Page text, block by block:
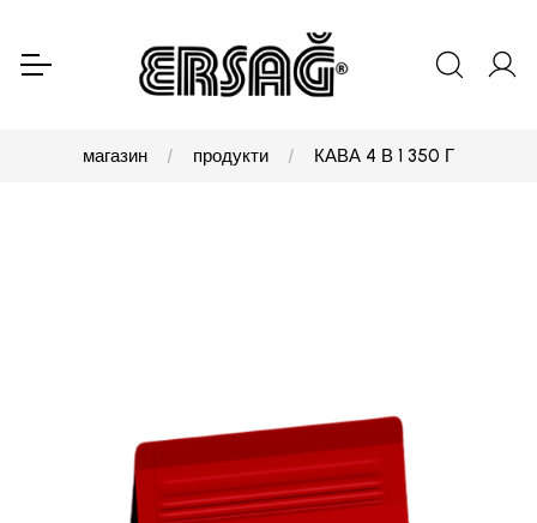
магазин продукти КАВА 4 В 1 350 Г